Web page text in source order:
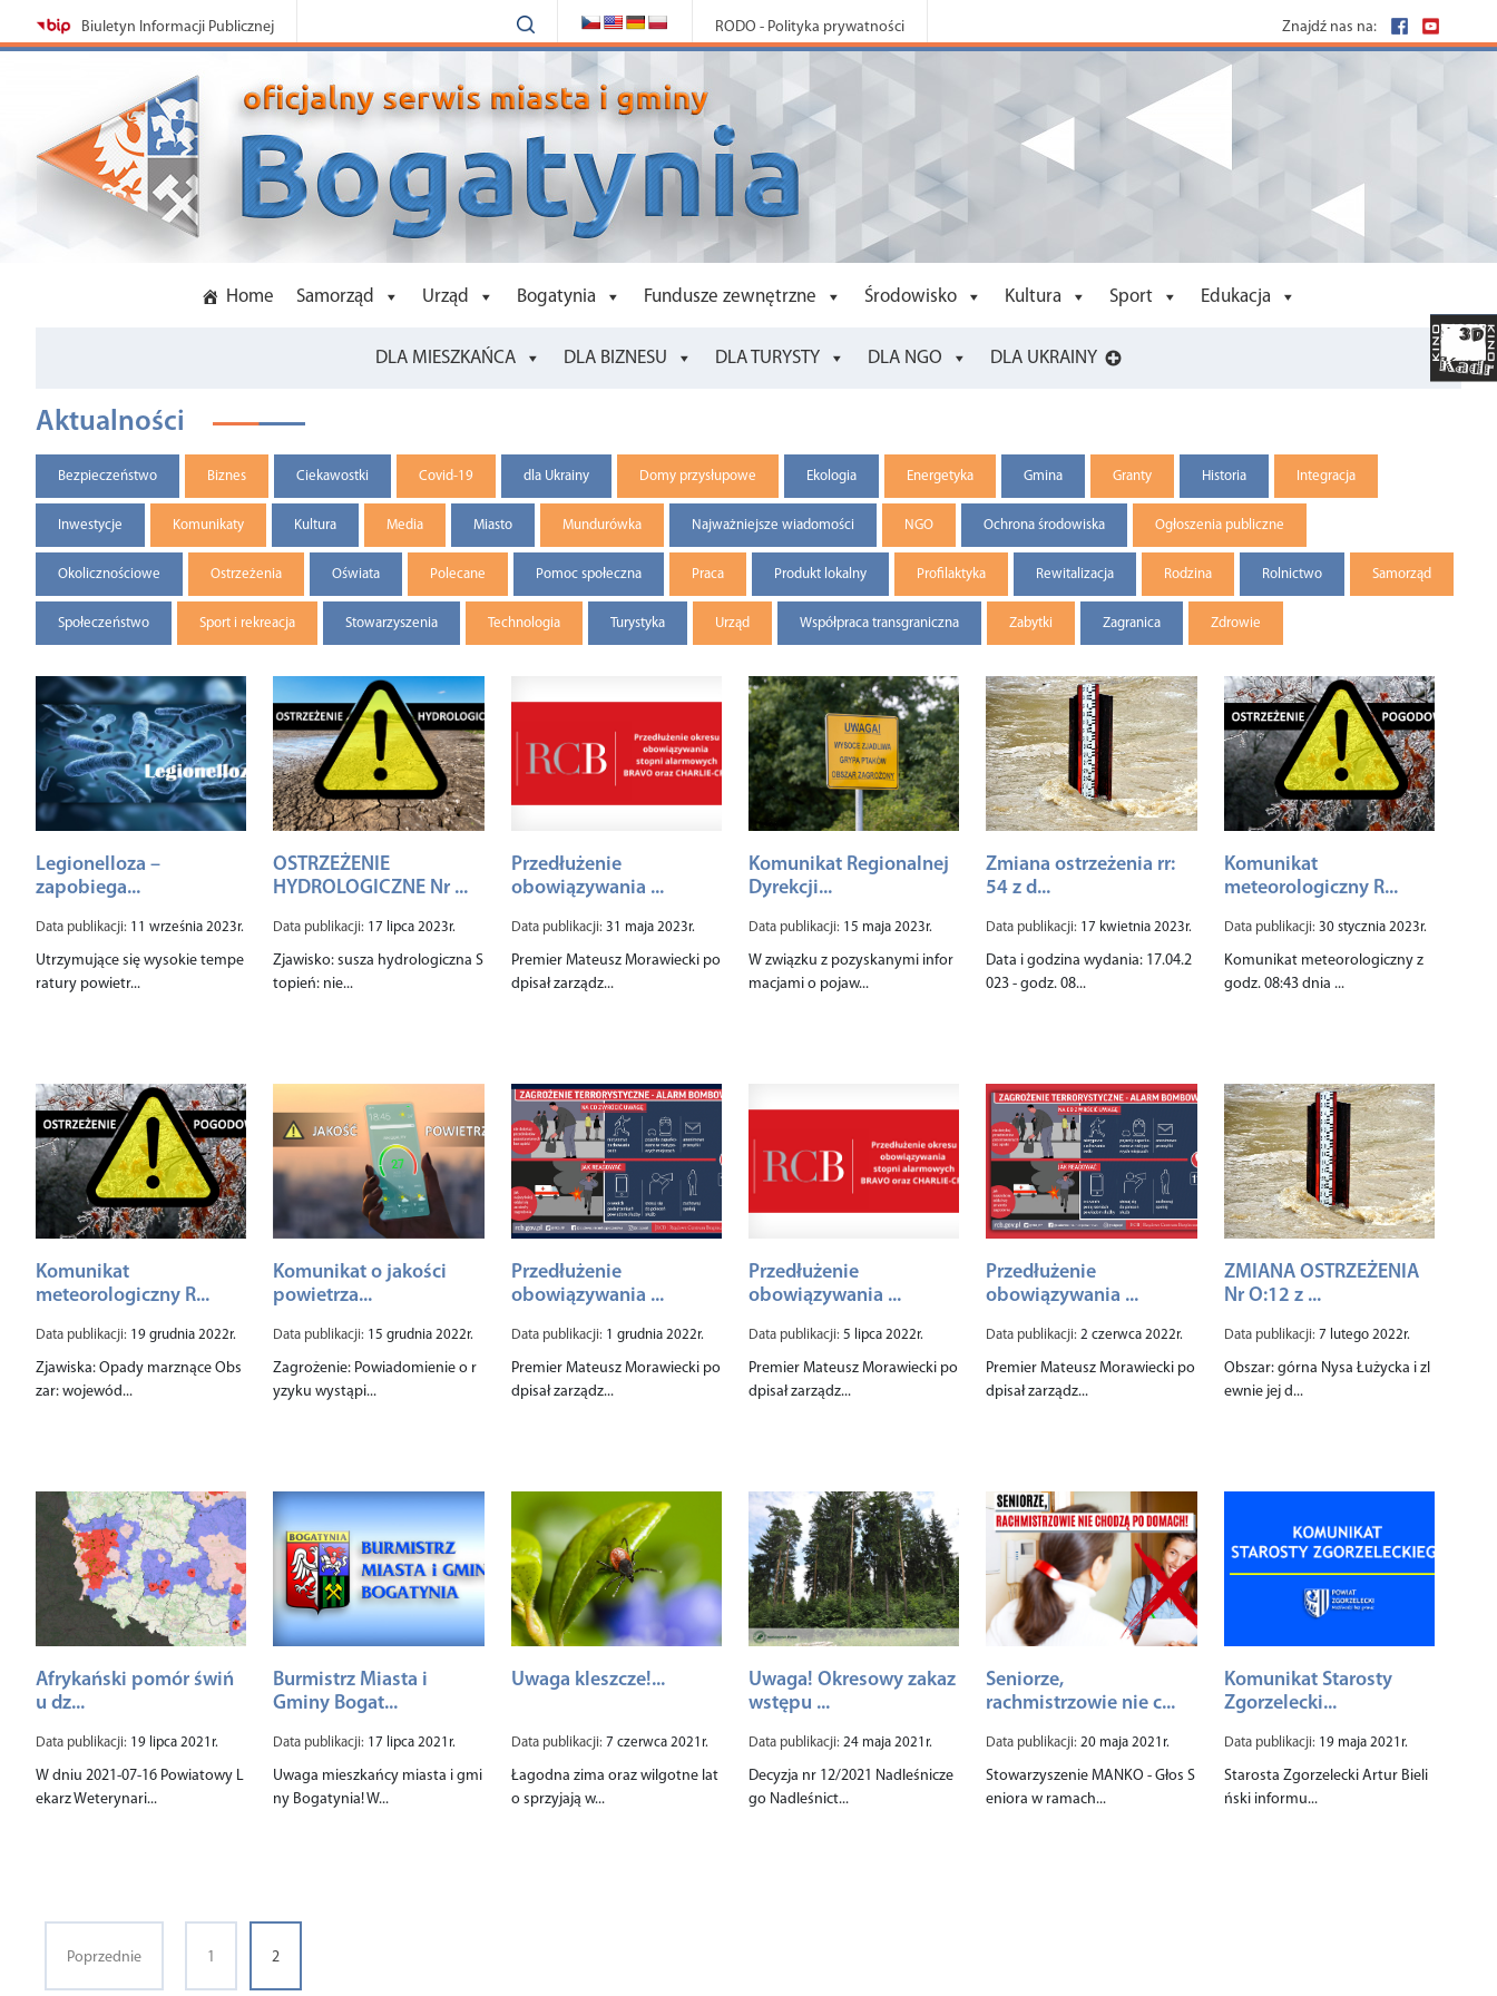
Biuletyn Informacji Publicznej RODO - Polityka prywatności Znajdź nas na:
Home Samorząd Urząd Bogatynia Fundusze zewnętrzne Środowisko Kultura Sport Edukacja
DLA MIESZKAŃCA DLA BIZNESU DLA TURYSTY DLA NGO DLA UKRAINY
Aktualności
Bezpieczeństwo Biznes Ciekawostki Covid-19 dla Ukrainy Domy przysłupowe Ekologia Energetyka Gmina Granty Historia Integracja
Inwestycje Komunikaty Kultura Media Miasto Mundurówka Najważniejsze wiadomości NGO Ochrona środowiska Ogłoszenia publiczne
Okolicznościowe Ostrzeżenia Oświata Polecane Pomoc społeczna Praca Produkt lokalny Profilaktyka Rewitalizacja Rodzina Rolnictwo Samorząd
Społeczeństwo Sport i rekreacja Stowarzyszenia Technologia Turystyka Urząd Współpraca transgraniczna Zabytki Zagranica Zdrowie
Legionelloza –
zapobiega...
Data publikacji: 11 września 2023r.
Utrzymujące się wysokie tempe
ratury powietr...
OSTRZEŻENIE
HYDROLOGICZNE Nr ...
Data publikacji: 17 lipca 2023r.
Zjawisko: susza hydrologiczna S
topień: nie...
Przedłużenie
obowiązywania ...
Data publikacji: 31 maja 2023r.
Premier Mateusz Morawiecki po
dpisał zarządz...
Komunikat Regionalnej
Dyrekcji...
Data publikacji: 15 maja 2023r.
W związku z pozyskanymi infor
macjami o pojaw...
Zmiana ostrzeżenia rr:
54 z d...
Data publikacji: 17 kwietnia 2023r.
Data i godzina wydania: 17.04.2
023 - godz. 08...
Komunikat
meteorologiczny R...
Data publikacji: 30 stycznia 2023r.
Komunikat meteorologiczny z
godz. 08:43 dnia ...
Komunikat
meteorologiczny R...
Data publikacji: 19 grudnia 2022r.
Zjawiska: Opady marznące Obs
zar: wojewód...
Komunikat o jakości
powietrza...
Data publikacji: 15 grudnia 2022r.
Zagrożenie: Powiadomienie o r
yzyku wystąpi...
Przedłużenie
obowiązywania ...
Data publikacji: 1 grudnia 2022r.
Premier Mateusz Morawiecki po
dpisał zarządz...
Przedłużenie
obowiązywania ...
Data publikacji: 5 lipca 2022r.
Premier Mateusz Morawiecki po
dpisał zarządz...
Przedłużenie
obowiązywania ...
Data publikacji:2 czerwca 2022r.
Premier Mateusz Morawiecki po
dpisał zarządz...
ZMIANA OSTRZEŻENIA
Nr O:12 z ...
Data publikacji: 7 lutego 2022r.
Obszar: górna Nysa Łużycka i zl
ewnie jej d...
Afrykański pomór świń
u dz...
Data publikacji: 19 lipca 2021r.
W dniu 2021-07-16 Powiatowy L
ekarz Weterynari...
Burmistrz Miasta i
Gminy Bogat...
Data publikacji: 17 lipca 2021r.
Uwaga mieszkańcy miasta i gmi
ny Bogatynia! W...
Uwaga kleszcze!...
Data publikacji: 7 czerwca 2021r.
Łagodna zima oraz wilgotne lat
o sprzyjają w...
Uwaga! Okresowy zakaz
wstępu ...
Data publikacji: 24 maja 2021r.
Decyzja nr 12/2021 Nadleśnicze
go Nadleśnict...
Seniorze,
rachmistrzowie nie c...
Data publikacji:20 maja 2021r.
Stowarzyszenie MANKO - Głos S
eniora w ramach...
Komunikat Starosty
Zgorzelecki...
Data publikacji: 19 maja 2021r.
Starosta Zgorzelecki Artur Bieli
ński informu...
Poprzednie 1 2